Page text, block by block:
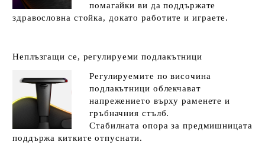
помагайки ви да поддържате
здравословна стойка, докато работите и играете.
Неплъзгащи се, регулируеми подлакътници
Регулируемите по височина
подлакътници облекчават
напрежението върху раменете и
гръбначния стълб.
Стабилната опора за предмишницата
поддържа китките отпуснати.